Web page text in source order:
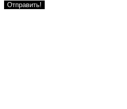
Отправить!